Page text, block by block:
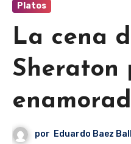
Platos
La cena
Sheraton
por Eduardo Baez